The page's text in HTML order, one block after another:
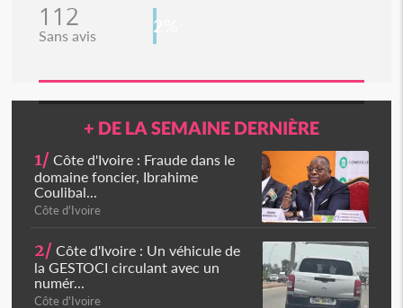
112
Sans avis 2%
+ DE LA SEMAINE DERNIÈRE
1/ Côte d'Ivoire : Fraude dans le
domaine foncier, Ibrahime
Coulibal...
Côte d'Ivoire
2/ Côte d'Ivoire : Un véhicule de
la GESTOCI circulant avec un
numér...
Côte d'Ivoire